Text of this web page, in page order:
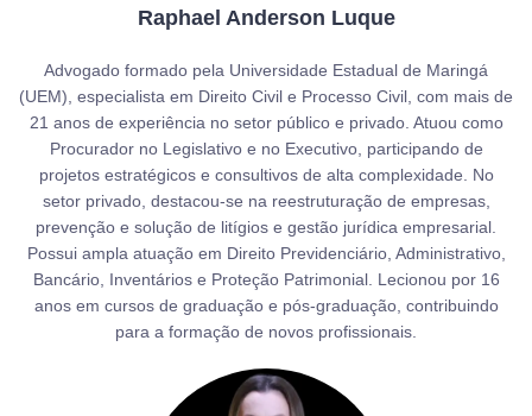
Raphael Anderson Luque
Advogado formado pela Universidade Estadual de Maringá
(UEM), especialista em Direito Civil e Processo Civil, com mais de
21 anos de experiência no setor público e privado. Atuou como
Procurador no Legislativo e no Executivo, participando de
projetos estratégicos e consultivos de alta complexidade. No
setor privado, destacou-se na reestruturação de empresas,
prevenção e solução de litígios e gestão jurídica empresarial.
Possui ampla atuação em Direito Previdenciário, Administrativo,
Bancário, Inventários e Proteção Patrimonial. Lecionou por 16
anos em cursos de graduação e pós-graduação, contribuindo
para a formação de novos profissionais.